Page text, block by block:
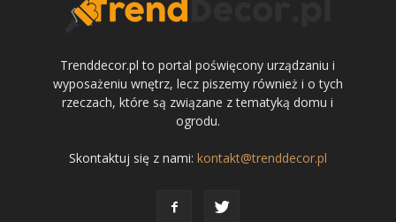
Trenddecor.pl to portal poświęcony urządzaniu i
wyposażeniu wnętrz, lecz piszemy również i o tych
rzeczach, które są związane z tematyką domu i
ogrodu.
Skontaktuj się z nami: kontakt@trenddecor.pl